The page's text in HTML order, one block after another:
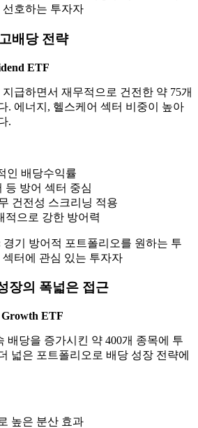
호하는 투자자
배당 전략
ETF
급하면서 재무적으로 건전한 약 75개
. 에너지, 헬스케어 섹터 비중이 높아
.
인 배당수익률
등 방어 섹터 중심
건전성 스크리닝 적용
적으로 강한 방어력
경기 방어적 포트폴리오를 원하는 투
터에 관심 있는 투자자
장의 폭넓은 접근
Growth ETF
배당을 증가시킨 약 400개 종목에 투
넓은 포트폴리오로 배당 성장 전략에
높은 분산 효과